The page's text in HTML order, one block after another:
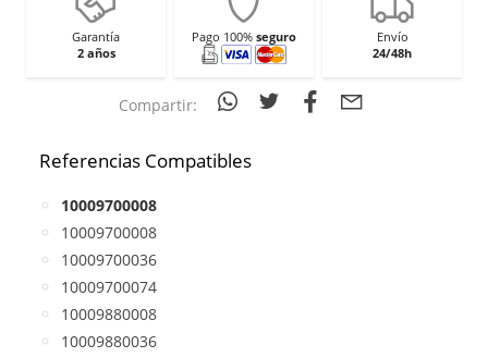
Garantía
2 años
Pago 100% seguro
Envío
24/48h
Compartir:
Referencias Compatibles
10009700008
10009700008
10009700036
10009700074
10009880008
10009880036